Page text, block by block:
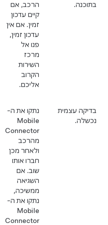
בתוכנה.
הרכב, אם
קיים עדכון
זמין. אם אין
עדכון זמין,
פנו אל
השירות
הקרוב
אליכם.
בדיקה עצמית
נכשלה.
נתקו את ה-
Mobile
Connector
מהרכב
ולאחר מכן
חברו אותו
שוב. אם
השגיאה
ממשיכה,
נתקו את ה-
Mobile
Connector